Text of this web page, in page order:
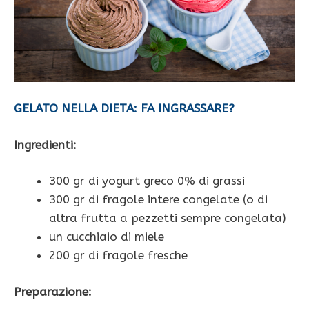
GELATO NELLA DIETA: FA INGRASSARE?
Ingredienti:
300 gr di yogurt greco 0% di grassi
300 gr di fragole intere congelate (o di
altra frutta a pezzetti sempre congelata)
un cucchiaio di miele
200 gr di fragole fresche
Preparazione: